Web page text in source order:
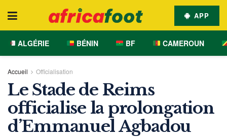
APP
ALGÉRIE BÉNIN BF CAMEROUN
Accueil Officialisation
Le Stade de Reims
officialise la prolongation
d’Emmanuel Agbadou